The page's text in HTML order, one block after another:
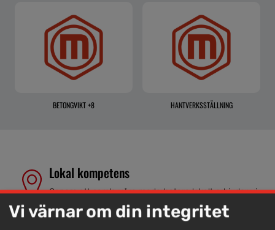
BETONGVIKT +8 HANTVERKSSTÄLLNING
Lokal kompetens
Genom att samla våra medarbetare lokalt erbjuder vi
Vi värnar om din integritet